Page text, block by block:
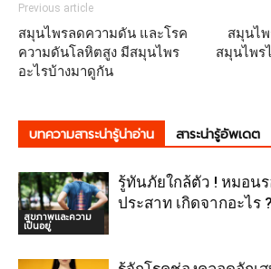
Previous article
สมุนไพรลดความดัน และโรค
ความดันโลหิตสูง มีสมุนไพร
อะไรบ้างมาดูกัน
สมุนไ
สมุนไพ
บทความสาระน่ารู้น่าอ่าน สาระน่ารู้อัพเดต
สุขภาพและความ
เป็นอยู่
รู้ทันภัยใกล้ตัว ! หมอน
ประสาท เกิดจากอะไร ?